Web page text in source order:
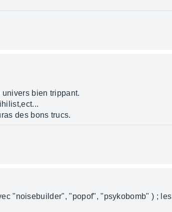
bien trippant.
des bons trucs.
"noisebuilder", "popof", "psykobomb" ) ;